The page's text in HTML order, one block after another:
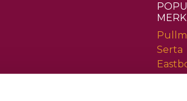
Serta